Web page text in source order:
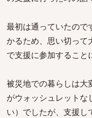
最初は通っていたので
かるため、思い切って
で支援に参加すること
被災地での暮らしは大
がウォッシュレットな
い）でしたが、支援し